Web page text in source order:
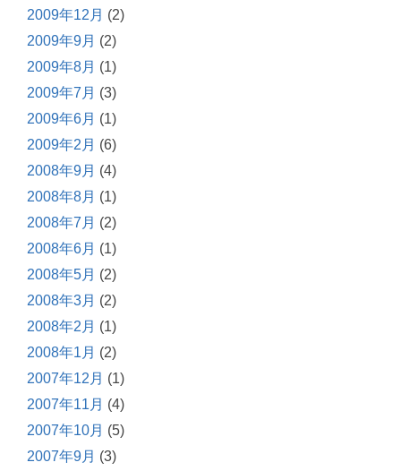
2009年12月 (2)
2009年9月 (2)
2009年8月 (1)
2009年7月 (3)
2009年6月 (1)
2009年2月 (6)
2008年9月 (4)
2008年8月 (1)
2008年7月 (2)
2008年6月 (1)
2008年5月 (2)
2008年3月 (2)
2008年2月 (1)
2008年1月 (2)
2007年12月 (1)
2007年11月 (4)
2007年10月 (5)
2007年9月 (3)